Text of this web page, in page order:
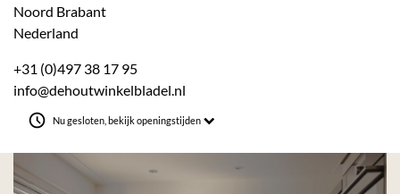
Noord Brabant
Nederland
+31 (0)497 38 17 95
info@dehoutwinkelbladel.nl
Nu gesloten, bekijk openingstijden